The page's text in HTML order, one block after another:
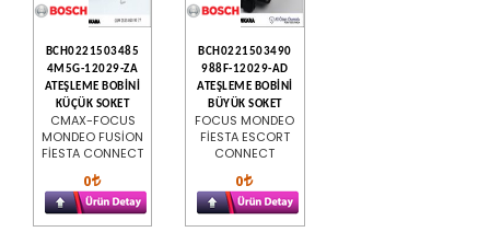
BCH0221503485
4M5G-12029-ZA
ATEŞLEME BOBİNİ
KÜÇÜK SOKET
CMAX-FOCUS
MONDEO FUSİON
FİESTA CONNECT
0
BCH0221503490
988F-12029-AD
ATEŞLEME BOBİNİ
BÜYÜK SOKET
FOCUS MONDEO
FİESTA ESCORT
CONNECT
0